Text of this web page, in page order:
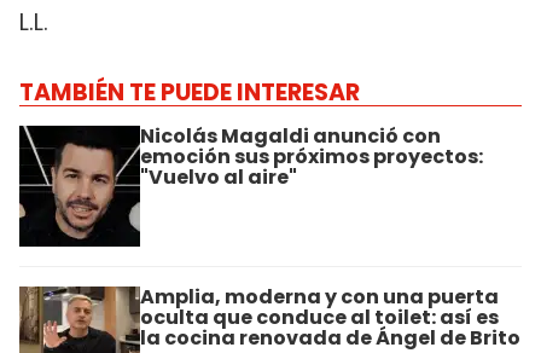
L.L.
TAMBIÉN TE PUEDE INTERESAR
Nicolás Magaldi anunció con
emoción sus próximos proyectos:
"Vuelvo al aire"
Amplia, moderna y con una puerta
oculta que conduce al toilet: así es
la cocina renovada de Ángel de Brito